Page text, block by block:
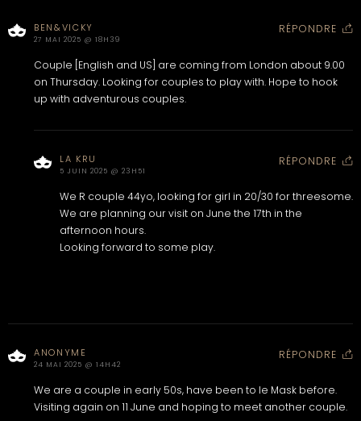
BEN&VICKY
27 MAI 2025 @ 18H39
RÉPONDRE
Couple [English and US] are coming from London about 9.00
on Thursday. Looking for couples to play with. Hope to hook
up with adventurous couples.
LA KRU
5 JUIN 2025 @ 23H51
RÉPONDRE
We R couple 44yo, looking for girl in 20/30 for threesome.
We are planning our visit on June the 17th in the
afternoon hours.
Looking forward to some play.
ANONYME
24 MAI 2025 @ 14H42
RÉPONDRE
We are a couple in early 50s, have been to le Mask before.
Visiting again on 11 June and hoping to meet another couple.